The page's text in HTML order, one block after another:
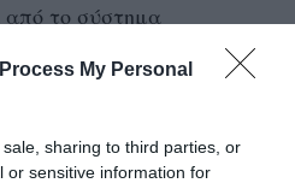
My Personal
sharing to third parties, or
or sensitive information for
από το σύστημα
Τριφυλίας